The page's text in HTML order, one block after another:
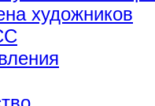
художников